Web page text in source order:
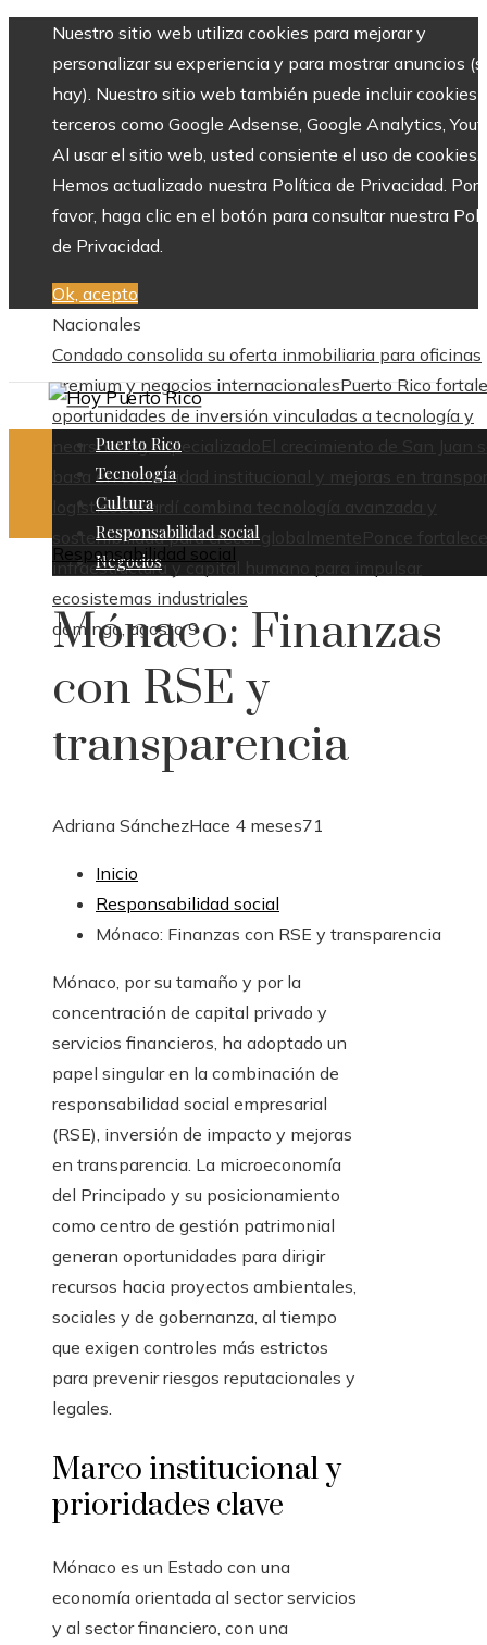
Nuestro sitio web utiliza cookies para mejorar y
personalizar su experiencia y para mostrar anuncios
hay). Nuestro sitio web también puede incluir cookies
terceros como Google Adsense, Google Analytics,
Al usar el sitio web, usted consiente el uso de cookies.
Hemos actualizado nuestra Política de Privacidad. Por
favor, haga clic en el botón para consultar nuestra
de Privacidad.
Ok, acepto
Nacionales
Condado consolida su oferta inmobiliaria para oficinas
premium y negocios internacionalesPuerto Rico
oportunidades de inversión vinculadas a tecnología y
nearshoring especializado El crecimiento de San Juan
basa en estabilidad institucional y mejoras en
logísticoBacardí combina tecnología avanzada y
sostenibilidad para crecer globalmente Ponce
infraestructura y capital humano para impulsar
ecosistemas industriales
domingo, agosto 9
Puerto Rico
Tecnología
Cultura
Responsabilidad social
Negocios
Responsabilidad social
Mónaco: Finanzas
con RSE y
transparencia
Adriana SánchezHace 4 meses71
Inicio
Responsabilidad social
Mónaco: Finanzas con RSE y transparencia
Mónaco, por su tamaño y por la
concentración de capital privado y
servicios financieros, ha adoptado un
papel singular en la combinación de
responsabilidad social empresarial
(RSE), inversión de impacto y mejoras
en transparencia. La microeconomía
del Principado y su posicionamiento
como centro de gestión patrimonial
generan oportunidades para dirigir
recursos hacia proyectos ambientales,
sociales y de gobernanza, al tiempo
que exigen controles más estrictos
para prevenir riesgos reputacionales y
legales.
Marco institucional y
prioridades clave
Mónaco es un Estado con una
economía orientada al sector servicios
y al sector financiero, con una